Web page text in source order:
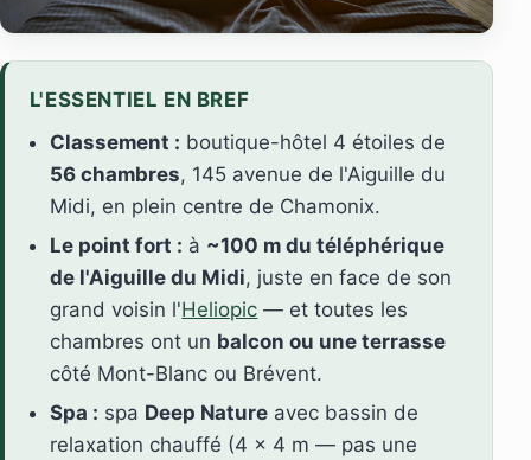
L'ESSENTIEL EN BREF
Classement : boutique-hôtel 4 étoiles de
56 chambres, 145 avenue de l'Aiguille du
Midi, en plein centre de Chamonix.
Le point fort : à ~100 m du téléphérique
de l'Aiguille du Midi, juste en face de son
grand voisin l'Heliopic — et toutes les
chambres ont un balcon ou une terrasse
côté Mont-Blanc ou Brévent.
Spa : spa Deep Nature avec bassin de
relaxation chauffé (4 × 4 m — pas une